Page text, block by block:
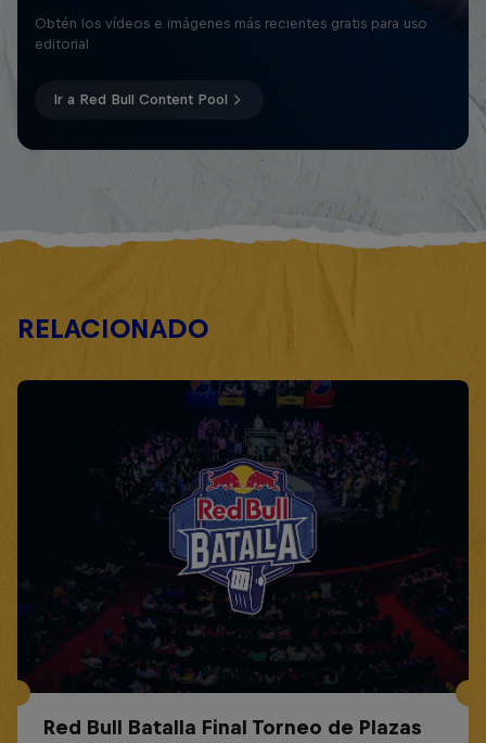
Obtén los vídeos e imágenes más recientes gratis para uso
editorial
Ir a Red Bull Content Pool
RELACIONADO
Red Bull Batalla Final Torneo de Plazas